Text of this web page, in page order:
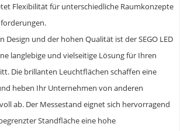
Flexibilität für unterschiedliche Raumkonzepte
Design und der hohen Qualität ist der SEGO LED
langlebige und vielseitige Lösung für Ihren
Die brillanten Leuchtflächen schaffen eine
heben Ihr Unternehmen von anderen
ab. Der Messestand eignet sich hervorragend
Standfläche eine hohe